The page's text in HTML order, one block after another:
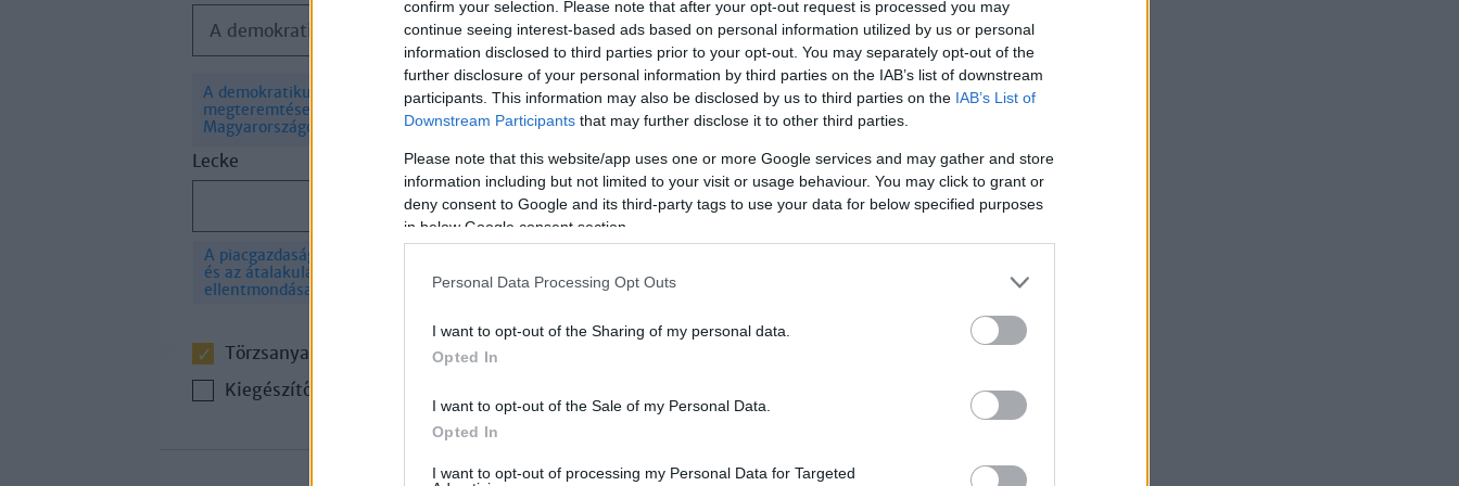
confirm your selection. Please note that after your opt-out request is processed you may
continue seeing interest-based ads based on personal information utilized by us or personal
information disclosed to third parties prior to your opt-out. You may separately opt-out of the
further disclosure of your personal information by third parties on the IAB’s list of downstream
participants. This information may also be disclosed by us to third parties on the IAB’s List of
Downstream Participants that may further disclose it to other third parties.
Please note that this website/app uses one or more Google services and may gather and store
information including but not limited to your visit or usage behaviour. You may click to grant or
deny consent to Google and its third-party tags to use your data for below specified purposes
in below Google consent section.
Personal Data Processing Opt Outs
I want to opt-out of the Sharing of my personal data.
Opted In
I want to opt-out of the Sale of my Personal Data.
Opted In
I want to opt-out of processing my Personal Data for Targeted
A demokratikus viszonyok megteremtése és kiépítése Magyarországon
A demokratikus viszonyok
megteremtése és kiépítése
Magyarországon
×
Lecke
A piacgazdaságra való áttérés
és az átalakulás
ellentmondásai
Törzsanyag
Kiegészítő irodalom